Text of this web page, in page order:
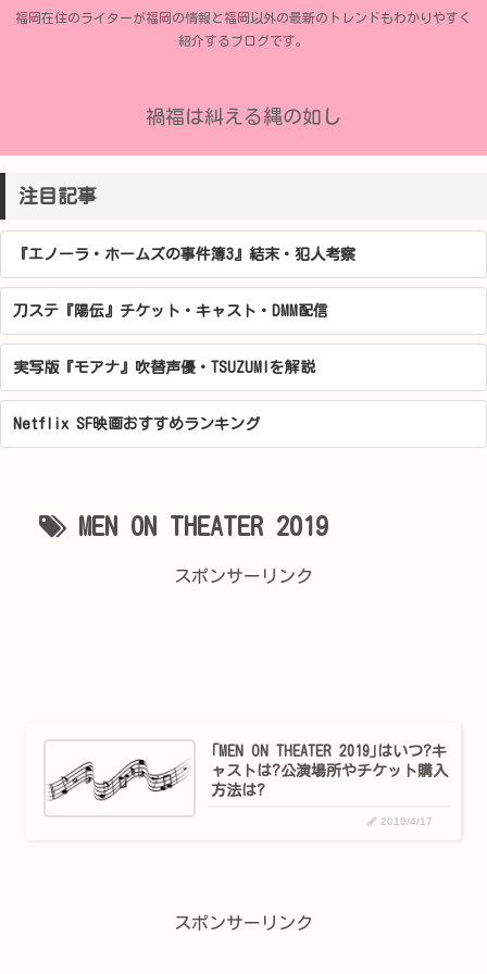
福岡在住のライターが福岡の情報と福岡以外の最新のトレンドもわかりやすく
紹介するブログです。
禍福は糾える縄の如し
注目記事
『エノーラ・ホームズの事件簿3』結末・犯人考察
刀ステ『陽伝』チケット・キャスト・DMM配信
実写版『モアナ』吹替声優・TSUZUMIを解説
Netflix SF映画おすすめランキング
MEN ON THEATER 2019
スポンサーリンク
｢MEN ON THEATER 2019｣はいつ?キ
ャストは?公演場所やチケット購入
方法は?
2019/4/17
スポンサーリンク